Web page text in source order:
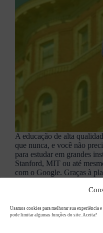
Usamos cookies para melhorar sua experiência
pode limitar algumas funções do site. Aceita?
A educação de alta
que nunca, e você não
para estudar em grandes
Stanford, MIT ou até
com o Google. Graças à